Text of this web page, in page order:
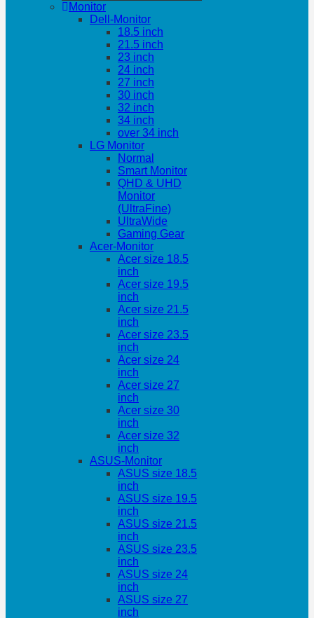
Monitor
Dell-Monitor
18.5 inch
21.5 inch
23 inch
24 inch
27 inch
30 inch
32 inch
34 inch
over 34 inch
LG Monitor
Normal
Smart Monitor
QHD & UHD
Monitor
(UltraFine)
UltraWide
Gaming Gear
Acer-Monitor
Acer size 18.5
inch
Acer size 19.5
inch
Acer size 21.5
inch
Acer size 23.5
inch
Acer size 24
inch
Acer size 27
inch
Acer size 30
inch
Acer size 32
inch
ASUS-Monitor
ASUS size 18.5
inch
ASUS size 19.5
inch
ASUS size 21.5
inch
ASUS size 23.5
inch
ASUS size 24
inch
ASUS size 27
inch